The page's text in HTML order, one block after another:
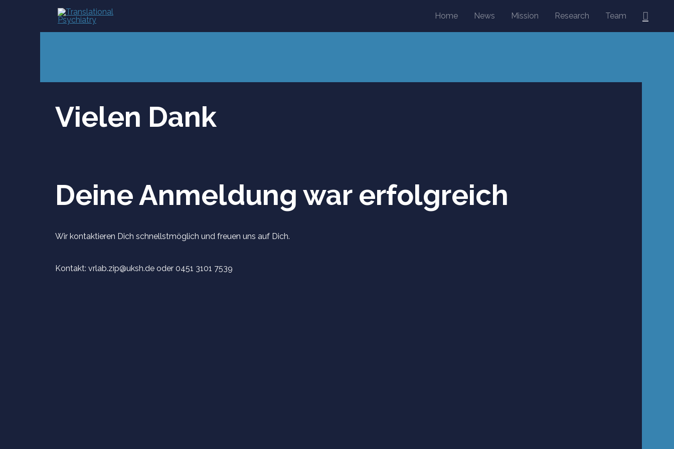
Home News Mission Research Team
Vielen Dank
Deine Anmeldung war erfolgreich
Wir kontaktieren Dich schnellstmöglich und freuen uns auf Dich.
Kontakt: vrlab.zip@uksh.de oder 0451 3101 7539